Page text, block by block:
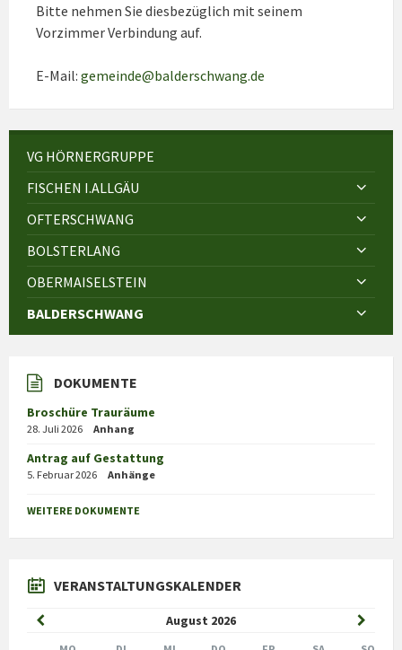
Bitte nehmen Sie diesbezüglich mit seinem
Vorzimmer Verbindung auf.
E-Mail: gemeinde@balderschwang.de
VG HÖRNERGRUPPE
FISCHEN I.ALLGÄU
OFTERSCHWANG
BOLSTERLANG
OBERMAISELSTEIN
BALDERSCHWANG
DOKUMENTE
Broschüre Trauräume
28. Juli 2026 Anhang
Antrag auf Gestattung
5. Februar 2026 Anhänge
WEITERE DOKUMENTE
VERANSTALTUNGSKALENDER
August 2026
Previous
Month
Month